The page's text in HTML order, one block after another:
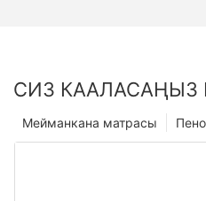
СИЗ КААЛАСАҢЫЗ
Мейманкана матрасы